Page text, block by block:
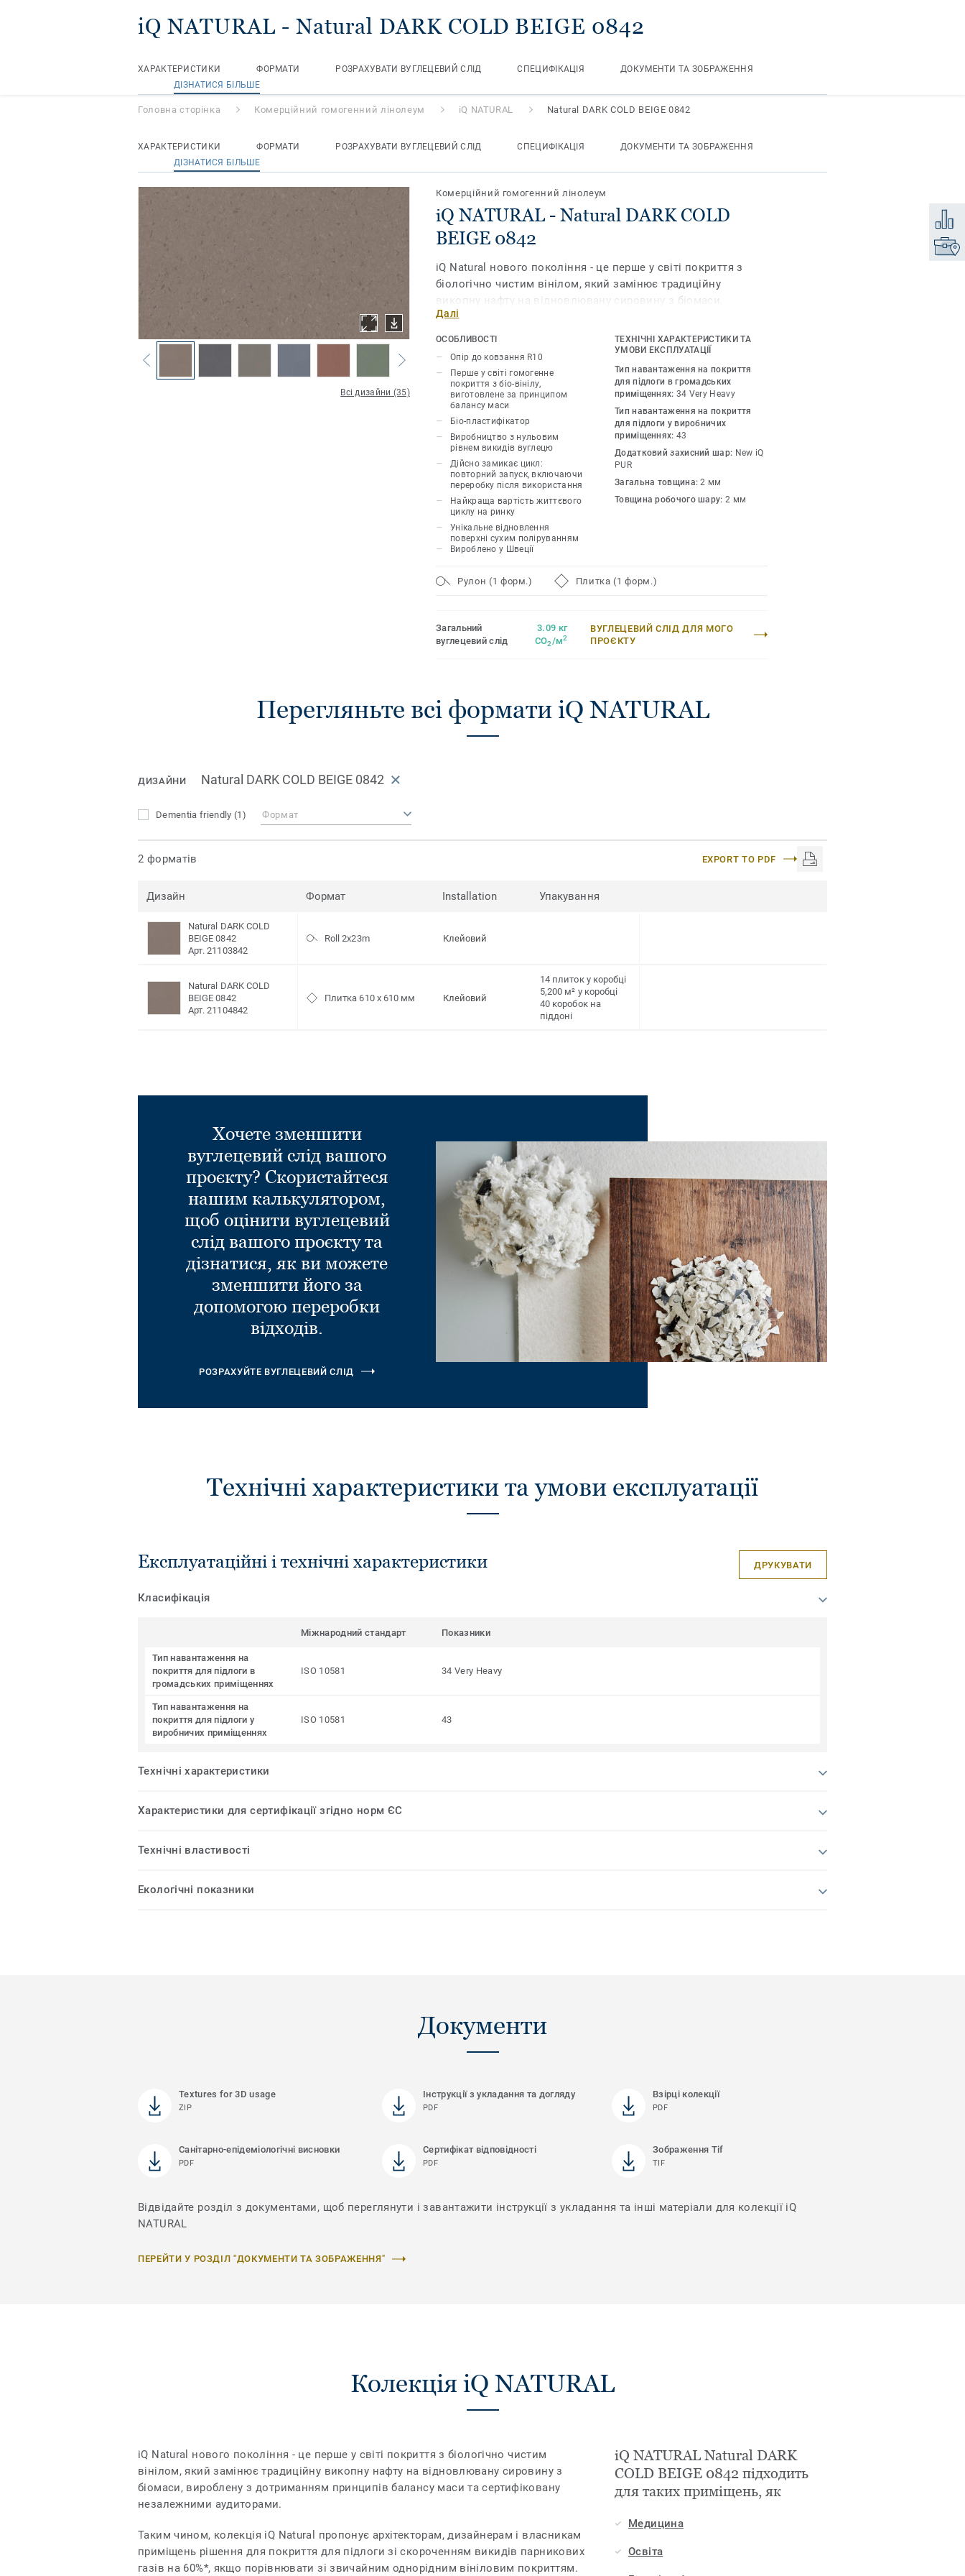
iQ NATURAL - Natural DARK COLD BEIGE 0842
ХАРАКТЕРИСТИКИ ФОРМАТИ РОЗРАХУВАТИ ВУГЛЕЦЕВИЙ СЛІД СПЕЦИФІКАЦІЯ
ДОКУМЕНТИ ТА ЗОБРАЖЕННЯ
ДІЗНАТИСЯ БІЛЬШЕ
Головна сторінка Комерційний гомогенний лінолеум iQ NATURAL Natural DARK COLD BEIGE 0842
ХАРАКТЕРИСТИКИ ФОРМАТИ РОЗРАХУВАТИ ВУГЛЕЦЕВИЙ СЛІД СПЕЦИФІКАЦІЯ
ДОКУМЕНТИ ТА ЗОБРАЖЕННЯ
ДІЗНАТИСЯ БІЛЬШЕ
Всі дизайни (35)
Комерційний гомогенний лінолеум
iQ NATURAL - Natural DARK COLD
BEIGE 0842
iQ Natural нового покоління - це перше у світі покриття з
біологічно чистим вінілом, який замінює традиційну
викопну нафту на відновлювану сировину з біомаси,
вироблену з дотриманням принципів балансу маси та
сертифіковану незалежними аудиторами.
Таким чином, колекція iQ Natural пропонує архітекторам,
дизайнерам і власникам приміщень рішення для покриття
для підлоги зі скороченням викидів парникових газів на
60%*, якщо порівнювати зі звичайним однорідним вініловим
покриттям. iQ Natural має один з найнижчих показників
вуглецевого сліду на ринку гнучких покриттів для підлоги.
Ця колекція є частиною нашої циклічної добірки.
*На основі модулів A, C і D (сценарій переробки) (життєвий
цикл без технічного обслуговування) для нашого EPD №S-P-
01508, порівняно з типовим EPD ERF20180176-CCI1-EN зі
Далі
ОСОБЛИВОСТІ
Опір до ковзання R10
Перше у світі гомогенне
покриття з біо-вінілу,
виготовлене за принципом
балансу маси
Біо-пластифікатор
Виробництво з нульовим
рівнем викидів вуглецю
Дійсно замикає цикл:
повторний запуск, включаючи
переробку після використання
Найкраща вартість життєвого
циклу на ринку
Унікальне відновлення
поверхні сухим поліруванням
Вироблено у Швеції
ТЕХНІЧНІ ХАРАКТЕРИСТИКИ ТА
УМОВИ ЕКСПЛУАТАЦІЇ
Тип навантаження на покриття
для підлоги в громадських
приміщеннях: 34 Very Heavy
Тип навантаження на покриття
для підлоги у виробничих
приміщеннях: 43
Додатковий захисний шар: New iQ
PUR
Загальна товщина:2 мм
Товщина робочого шару: 2 мм
Рулон (1 форм.) Плитка (1 форм.)
Загальний
вуглецевий слід
3.09 кг
CO2/м2
ВУГЛЕЦЕВИЙ СЛІД ДЛЯ МОГО
ПРОЄКТУ
Перегляньте всі формати iQ NATURAL
ДИЗАЙНИ Natural DARK COLD BEIGE 0842
Dementia friendly (1) Формат
2 форматів EXPORT TO PDF
Дизайн Формат Installation Упакування
Natural DARK COLD
BEIGE 0842
Арт. 21103842
Roll 2x23m Клейовий
Natural DARK COLD
BEIGE 0842
Арт. 21104842
Плитка 610 x 610 мм Клейовий
14 плиток у коробці
5,200 м² у коробці
40 коробок на
піддоні
Хочете зменшити
вуглецевий слід вашого
проєкту? Скористайтеся
нашим калькулятором,
щоб оцінити вуглецевий
слід вашого проєкту та
дізнатися, як ви можете
зменшити його за
допомогою переробки
відходів.
РОЗРАХУЙТЕ ВУГЛЕЦЕВИЙ СЛІД
Технічні характеристики та умови експлуатації
Експлуатаційні і технічні характеристики ДРУКУВАТИ
Класифікація
Міжнародний стандарт Показники
Тип навантаження на
покриття для підлоги в
громадських приміщеннях
ISO 10581 34 Very Heavy
Тип навантаження на
покриття для підлоги у
виробничих приміщеннях
ISO 10581 43
Технічні характеристики
Характеристики для сертифікації згідно норм ЄС
Технічні властивості
Екологічні показники
Документи
Textures for 3D usage
ZIP
Інструкції з укладання та догляду
PDF
Взірці колекції
PDF
Санітарно-епідеміологічні висновки
PDF
Сертифікат відповідності
PDF
Зображення Tif
TIF
Відвідайте розділ з документами, щоб переглянути і завантажити інструкції з укладання та інші матеріали для колекції iQ
NATURAL
ПЕРЕЙТИ У РОЗДІЛ "ДОКУМЕНТИ ТА ЗОБРАЖЕННЯ"
Колекція iQ NATURAL
iQ Natural нового покоління - це перше у світі покриття з біологічно чистим
вінілом, який замінює традиційну викопну нафту на відновлювану сировину з
біомаси, вироблену з дотриманням принципів балансу маси та сертифіковану
незалежними аудиторами.
Таким чином, колекція iQ Natural пропонує архітекторам, дизайнерам і власникам
приміщень рішення для покриття для підлоги зі скороченням викидів парникових
газів на 60%*, якщо порівнювати зі звичайним однорідним вініловим покриттям.
iQ NATURAL Natural DARK
COLD BEIGE 0842 підходить
для таких приміщень, як
Медицина
Освіта